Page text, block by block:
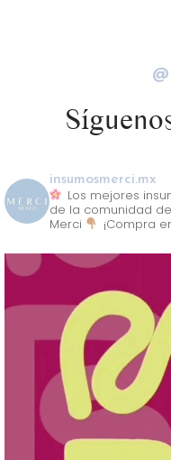
insumosmerci.mx
Los mejores
de la comunidad
Merci
¡Compra